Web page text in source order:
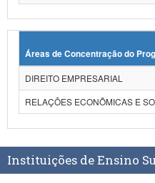
Banco Central do Brasil
Planalto
Áreas de Concentração do
DIREITO EMPRESARIAL
RELAÇÕES ECONÔMICAS E
Instituições de Ensino